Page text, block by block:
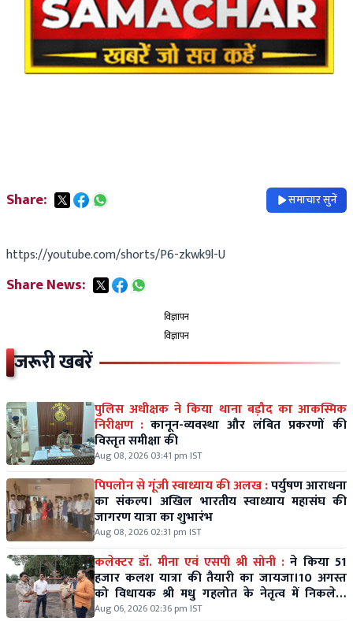
Share: समाचार सुनें
https://youtube.com/shorts/P6-zkwk9l-U
Share News:
विज्ञापन
विज्ञापन
जरूरी खबरें
पुलिस अधीक्षक ने किया थाना बड़ौद का आकस्मिक
निरीक्षण : कानून-व्यवस्था और लंबित प्रकरणों की
विस्तृत समीक्षा की
Aug 08, 2026 03:41 pm IST
पिपलोन से गूंजी स्वाध्याय की अलख :पर्युषण आराधना
का संकल्प। अखिल भारतीय स्वाध्याय महासंघ की
जागरण यात्रा का शुभारंभ
Aug 08, 2026 02:31 pm IST
कलेक्टर डॉ. मीना एवं एसपी श्री सोनी : ने किया 51
हजार कलश यात्रा की तैयारी का जायजा।10 अगस्त
को विधायक श्री मधु गहलोत के नेतृत्व में निकलेगी
विशाल कलश यात्रा।
Aug 06, 2026 02:36 pm IST